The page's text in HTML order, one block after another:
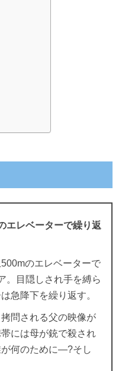
エレベーターで繰り返
のエレベーターで
。目隠しされ手を縛ら
急降下を繰り返す。
問される父の映像が
には母が銃で殺され
何のために―?そし